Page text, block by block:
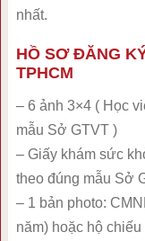
nhất.
HỒ SƠ ĐĂNG
TPHCM
– 6 ảnh 3×4 ( Học
mẫu Sở GTVT )
– Giấy khám sức
theo đúng mẫu Sở
– 1 bản photo:
năm) hoặc hộ